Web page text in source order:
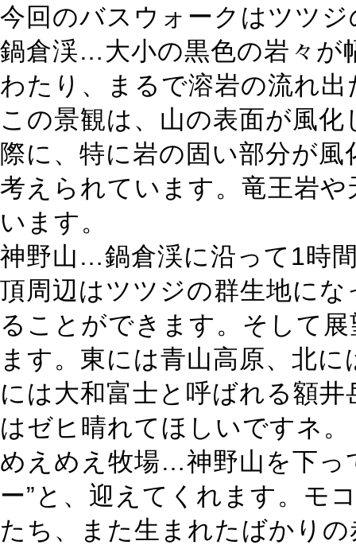
今回のバスウォークはツツ
鍋倉渓…大小の黒色の岩々が
わたり、まるで溶岩の流れ
この景観は、山の表面が風
際に、特に岩の固い部分が
考えられています。竜王岩
います。
神野山…鍋倉渓に沿って1時
頂周辺はツツジの群生地に
ることができます。そして
ます。東には青山高原、北
には大和富士と呼ばれる額
はゼヒ晴れてほしいですネ。
めえめえ牧場…神野山を下っ
ー”と、迎えてくれます。モ
たち、また生まれたばかり